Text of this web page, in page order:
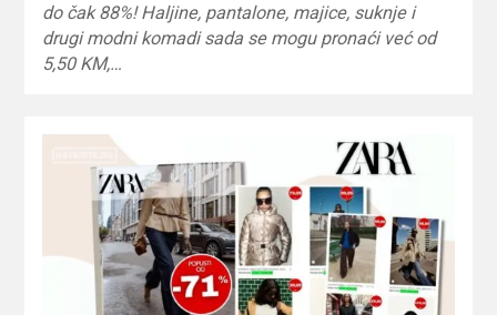
do čak 88%! Haljine, pantalone, majice, suknje i
drugi modni komadi sada se mogu pronaći već od
5,50 KM,…